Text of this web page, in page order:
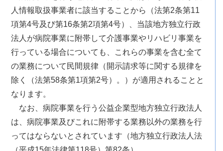
人情報取扱事業者に該当することから（法第2条第11
項第4号及び第16条第2項第4号）、当該地方独立行政
法人が病院事業に附帯して介護事業やリハビリ事業を
行っている場合についても、これらの事業を含む全て
の業務について民間規律（開示請求等に関する規律を
除く（法第58条第1項第2号）。）が適用されることと
なります。
なお、病院事業を行う公益企業型地方独立行政法人
は、病院事業及びこれに附帯する業務以外の業務を行
ってはならないとされています（地方独立行政法人法